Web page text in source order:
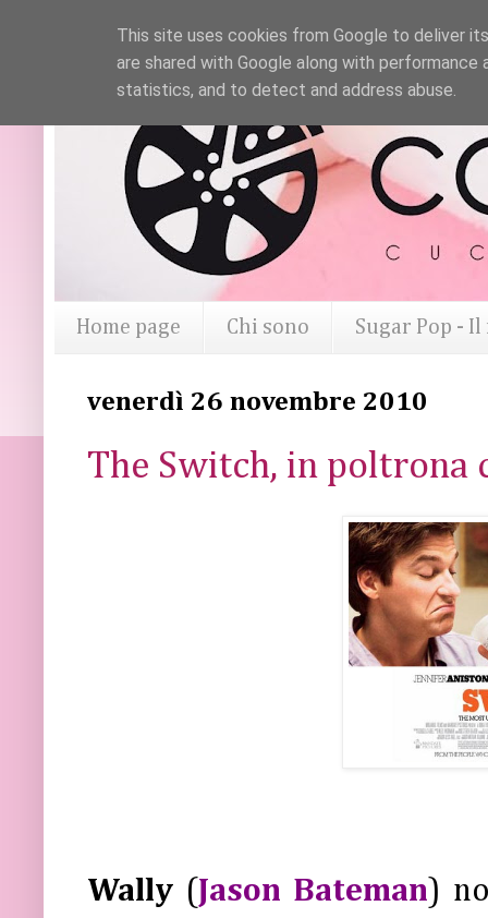
Home page Chi sono Sugar Pop -
venerdì 26 novembre 2010
The Switch, in poltrona
Wally (Jason Bateman)
This site uses cookies from Google to deliver
are shared with Google along with
statistics, and to detect and address abuse.